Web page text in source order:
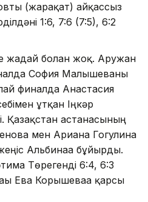
(жарақат) айқассыз
1:6, 7:6 (7:5), 6:2
болған жоқ. Аружан
София Малышеваны
финалда Анастасия
ұтқан Іңкәр
Қазақстан астанасының
мен Ариана Гогулина
Альбинаға бұйырды.
Төрегенді 6:4, 6:3
Ева Корышеваға қарсы